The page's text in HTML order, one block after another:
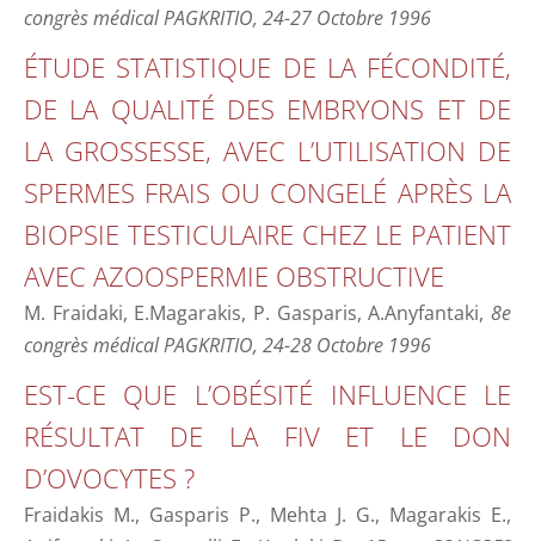
congrès médical PAGKRITIO, 24-27 Octobre 1996
ÉTUDE STATISTIQUE DE LA FÉCONDITÉ,
DE LA QUALITÉ DES EMBRYONS ET DE
LA GROSSESSE, AVEC L’UTILISATION DE
SPERMES FRAIS OU CONGELÉ APRÈS LA
BIOPSIE TESTICULAIRE CHEZ LE PATIENT
AVEC AZOOSPERMIE OBSTRUCTIVE
M. Fraidaki, E.Magarakis, P. Gasparis, A.Anyfantaki,8e
congrès médical PAGKRITIO, 24-28 Octobre 1996
EST-CE QUE L’OBÉSITÉ INFLUENCE LE
RÉSULTAT DE LA FIV ET LE DON
D’OVOCYTES ?
Fraidakis M., Gasparis P., Mehta J. G., Magarakis E.,